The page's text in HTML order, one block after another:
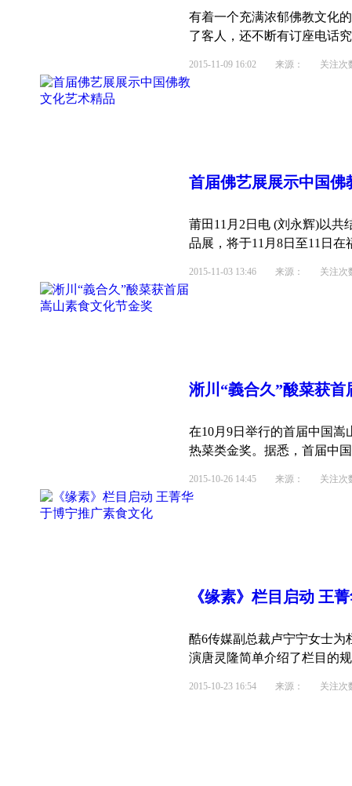
有着一个充满浓郁佛教文化
了客人，还不断有订座电话
2015-11-09 16:02 来源： 关注次数
首届佛艺展展示中国佛
莆田11月2日电 (刘永辉)以共
品展，将于11月8日至11日在
2015-11-03 13:46 来源： 关注次数
淅川“義合久”酸菜获首
在10月9日举行的首届中国
热菜类金奖。据悉，首届中
2015-10-26 14:45 来源： 关注次数
《缘素》栏目启动 王
酷6传媒副总裁卢宁宁女士为
演唐灵隆简单介绍了栏目的
2015-10-23 16:54 来源： 关注次数